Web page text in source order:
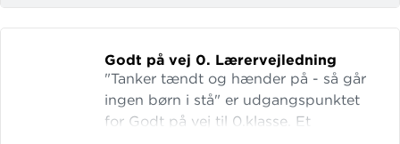
PÅ
VEJ
3
Godt på vej 0. Lærervejledning
"Tanker tændt og hænder på - så går
ingen børn i stå" er udgangspunktet
for Godt på vej til 0.klasse. Et